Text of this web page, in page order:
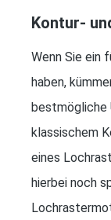
Kontur-
Wenn Sie ein
haben,
bestmögliche
klassischem
eines
hierbei noch